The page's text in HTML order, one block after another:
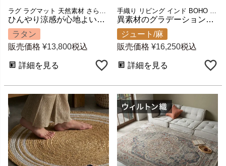
ラグ ラグマット 天然素材 さらさら ひんやり 冷感 敷物 夏用
ひんやり涼感が心地よい籐むしろラタンカーペット 約140×200cm 長方形 [cp1000-90]
ラタン
販売価格 ¥13,800税込
詳細を見る
手織り リビング インド BOHO ボーホー 絨毯 敷物 マット
異素材のグラデーションが美しいレザー・ジュートラグ raha 約130×190cm ブラウン [34444-br]
ジュート/麻
販売価格 ¥16,250税込
詳細を見る